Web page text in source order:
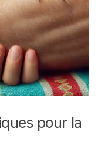
pour la